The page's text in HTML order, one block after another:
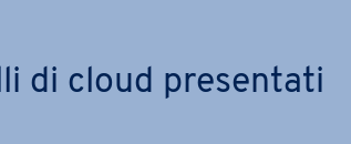
di cloud pre­sen­ta­ti